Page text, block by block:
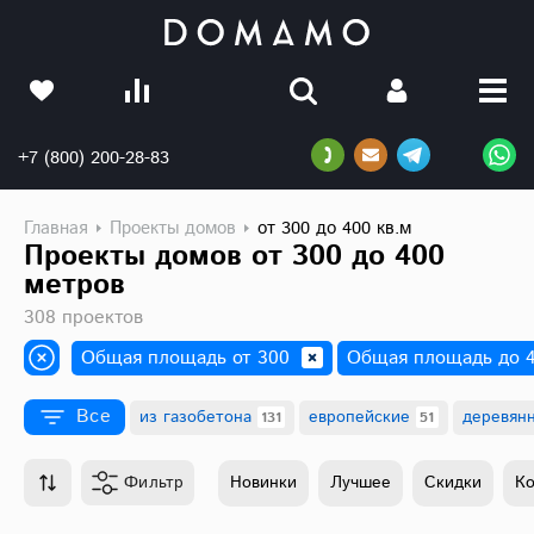
+7 (800) 200-28-83
Главная Проекты домов от 300 до 400 кв.м
Проекты домов от 300 до 400
метров
308 проектов
Общая площадь от 300
Общая площадь до
из газобетона 131 европейские 51
Все
Материал
из клееного бруса
Фильтр Новинки Лучшее Скидки